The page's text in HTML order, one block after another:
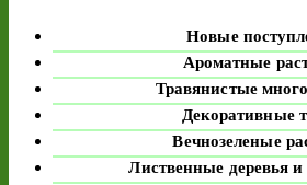
Новые
Ароматные
Травянистые
Декоративные
Вечнозеленые
Лиственные деревья